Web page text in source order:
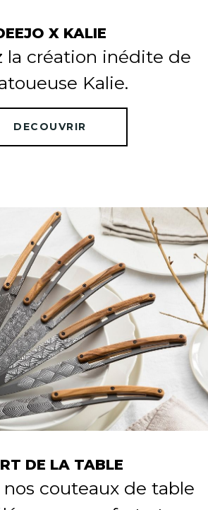
X KALIE
la création inédite de
Kalie.
DECOUVRIR
DE LA TABLE
couteaux de table